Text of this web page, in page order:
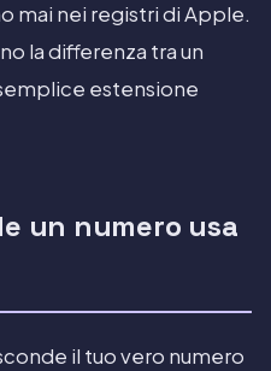
mai nei registri di Apple.
la differenza tra un
estensione
un numero usa
il tuo vero numero